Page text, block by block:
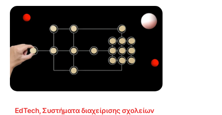
EdTech,Συστήματα διαχείρισης σχολείων